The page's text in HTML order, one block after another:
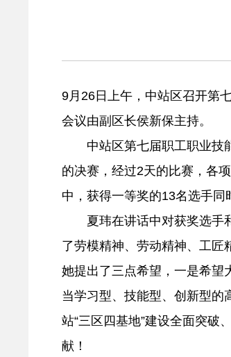
9月26日上午，中站区召开第
会议由副区长侯新保主持。
中站区第七届职工职业技能
的决赛，经过2天的比赛，各
中，获得一等奖的13名选手同
夏玮在讲话中对获奖选手和
了劳模精神、劳动精神、工匠
她提出了三点希望，一是希望
当学习型、技能型、创新型的
站“三区四基地”建设全面突破
献！